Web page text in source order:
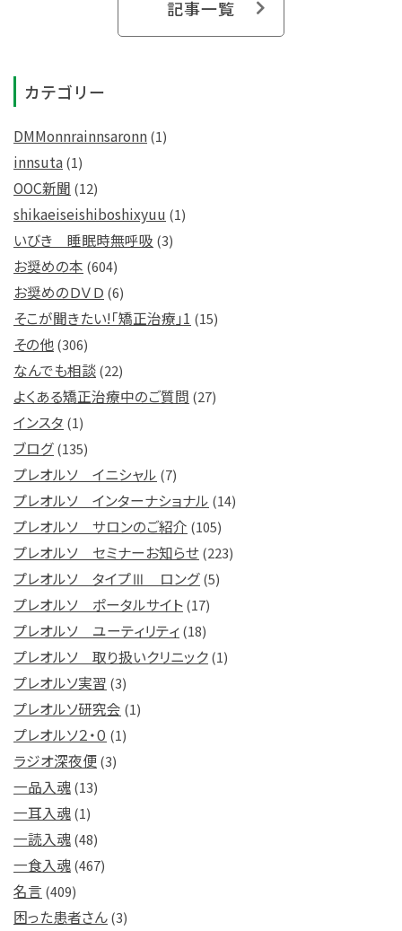
記事一覧
カテゴリー
DMMonnrainnsaronn(1)
innsuta(1)
OOC新聞 (12)
shikaeiseishiboshixyuu (1)
いびき 睡眠時無呼吸 (3)
お奨めの本 (604)
お奨めのＤＶＤ (6)
そこが聞きたい!「矯正治療」1 (15)
その他(306)
なんでも相談(22)
よくある矯正治療中のご質問 (27)
インスタ (1)
ブログ(135)
プレオルソ イニシャル (7)
プレオルソ インターナショナル (14)
プレオルソ サロンのご紹介 (105)
プレオルソ セミナーお知らせ(223)
プレオルソ タイプⅢ ロング(5)
プレオルソ ポータルサイト(17)
プレオルソ ユーティリティ(18)
プレオルソ 取り扱いクリニック(1)
プレオルソ実習 (3)
プレオルソ研究会 (1)
プレオルソ２・０ (1)
ラジオ深夜便(3)
一品入魂(13)
一耳入魂(1)
一読入魂(48)
一食入魂(467)
名言 (409)
困った患者さん(3)